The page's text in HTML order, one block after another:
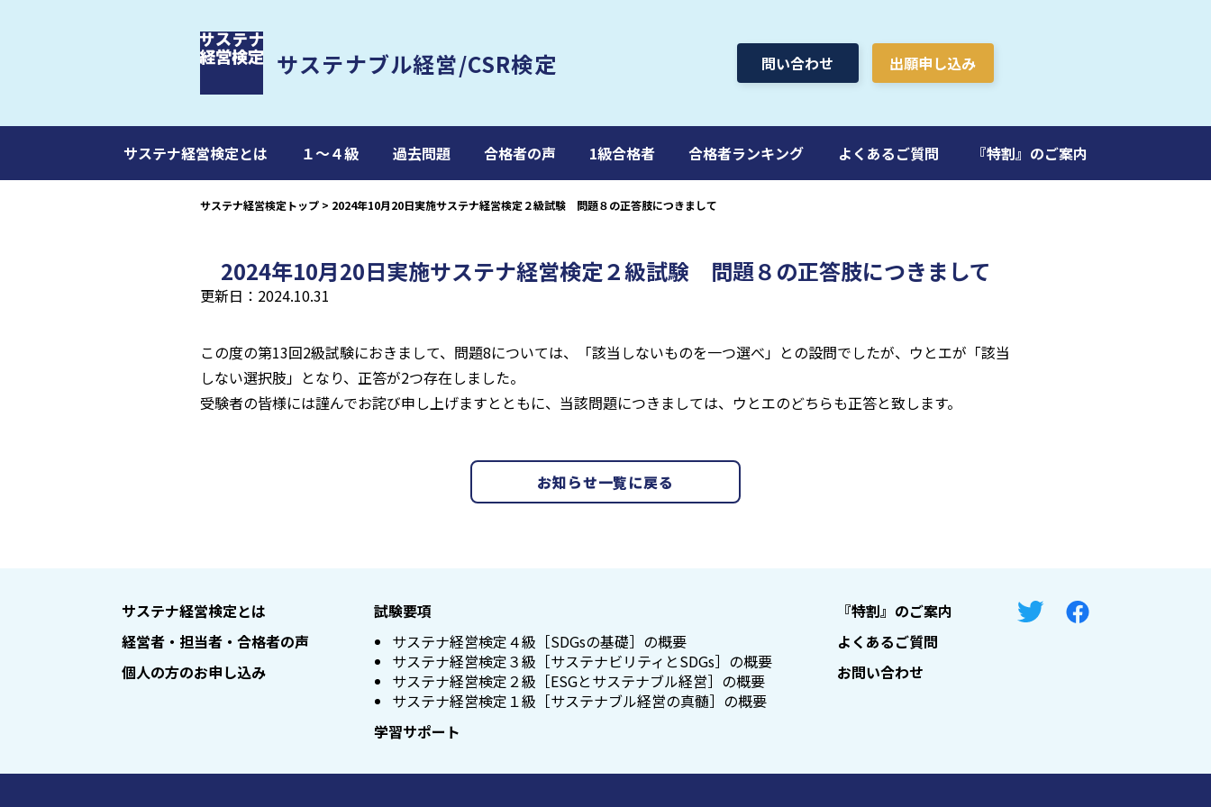
サステナブル経営/CSR検定 問い合わせ 出願申し込み
サステナ経営検定とは １～４級 過去問題 合格者の声 1級合格者 合格者ランキング よくあるご質問 『特割』のご案内
サステナ経営検定トップ > 2024年10月20日実施サステナ経営検定２級試験 問題８の正答肢につきまして
2024年10月20日実施サステナ経営検定２級試験 問題８の正答肢につきまして
更新日：2024.10.31
この度の第13回2級試験におきまして、問題8については、「該当しないものを一つ選べ」との設問でしたが、ウとエが「該当
しない選択肢」となり、正答が2つ存在しました。
受験者の皆様には謹んでお詫び申し上げますとともに、当該問題につきましては、ウとエのどちらも正答と致します。
お知らせ一覧に戻る
サステナ経営検定とは
経営者・担当者・合格者の声
個人の方のお申し込み
試験要項
サステナ経営検定４級［SDGsの基礎］の概要
サステナ経営検定３級［サステナビリティとSDGs］の概要
サステナ経営検定２級［ESGとサステナブル経営］の概要
サステナ経営検定１級［サステナブル経営の真髄］の概要
学習サポート
『特割』のご案内
よくあるご質問
お問い合わせ